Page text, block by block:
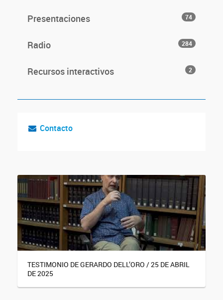
Presentaciones 74
Radio 284
Recursos interactivos 2
Contacto
TESTIMONIO DE GERARDO DELL’ORO / 25 DE ABRIL
DE 2025